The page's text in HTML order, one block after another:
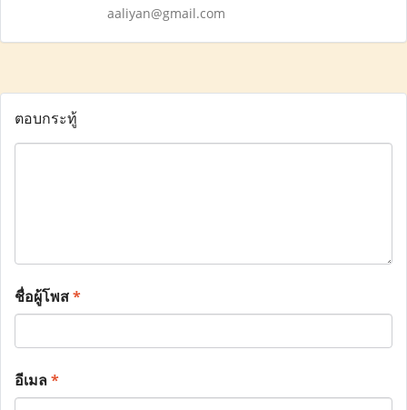
aaliyan@gmail.com
ตอบกระทู้
ชื่อผู้โพส*
อีเมล*